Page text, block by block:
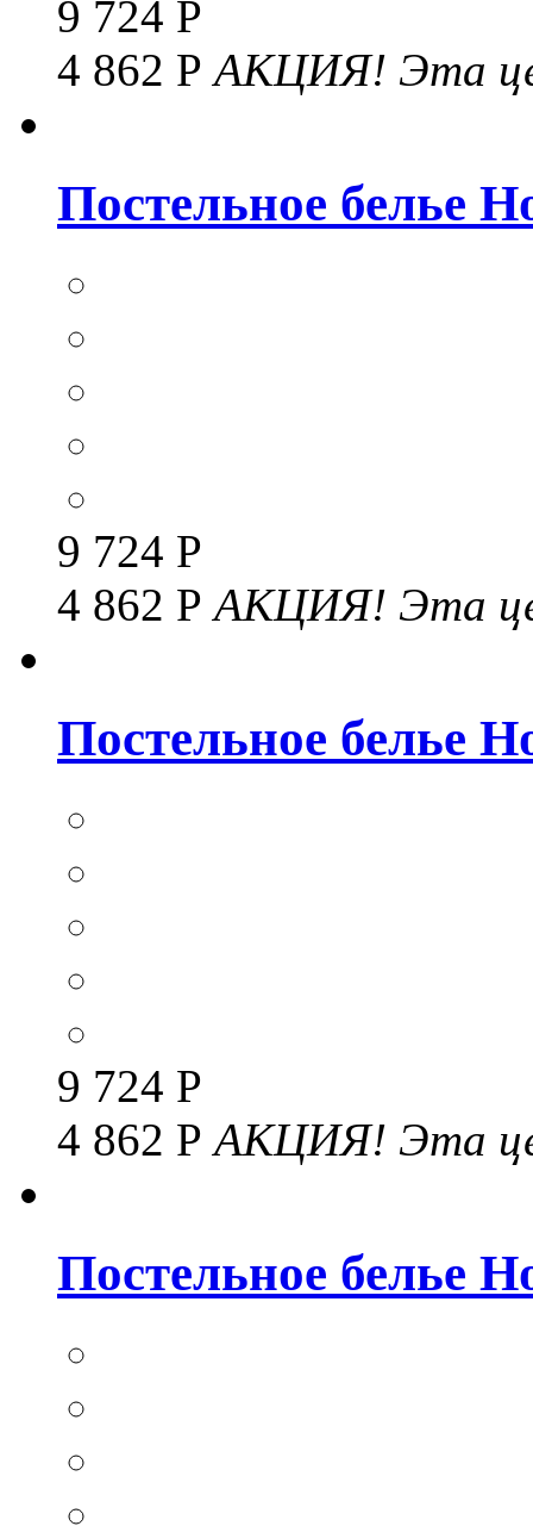
9 724 Р
4 862 РАКЦИЯ! Эта
Постельное белье
9 724 Р
4 862 РАКЦИЯ! Эта
Постельное белье
9 724 Р
4 862 РАКЦИЯ! Эта
Постельное белье